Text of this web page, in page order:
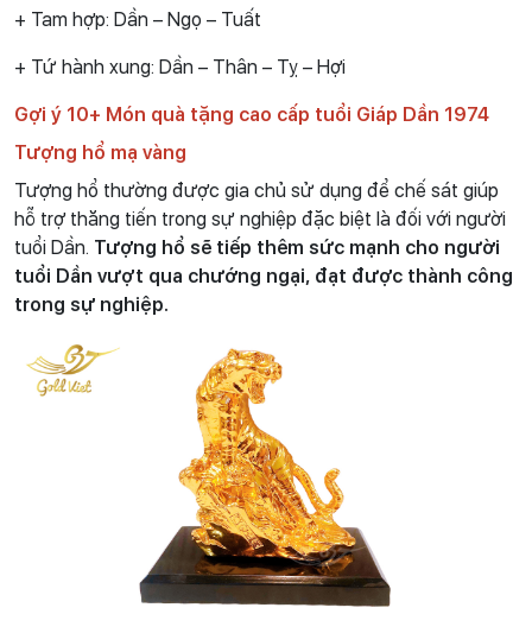
+ Tam hợp: Dần – Ngọ – Tuất
+ Tứ hành xung: Dần – Thân – Tỵ – Hợi
Gợi ý 10+ Món quà tặng cao cấp tuổi Giáp Dần 1974
Tượng hổ mạ vàng
Tượng hổ thường được gia chủ sử dụng để chế sát giúp
hỗ trợ thăng tiến trong sự nghiệp đặc biệt là đối với người
tuổi Dần. Tượng hổ sẽ tiếp thêm sức mạnh cho người
tuổi Dần vượt qua chướng ngại, đạt được thành công
trong sự nghiệp.